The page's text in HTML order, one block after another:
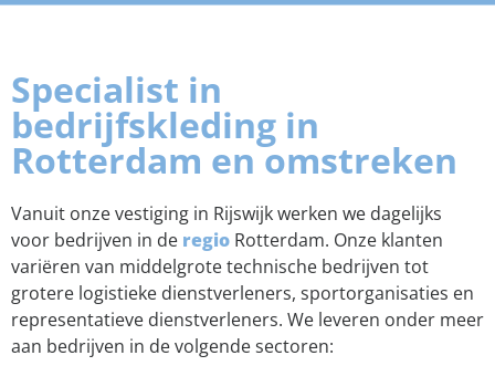
Specialist in
bedrijfskleding in
Rotterdam en omstreken
Vanuit onze vestiging in Rijswijk werken we dagelijks
voor bedrijven in de regio Rotterdam. Onze klanten
variëren van middelgrote technische bedrijven tot
grotere logistieke dienstverleners, sportorganisaties en
representatieve dienstverleners. We leveren onder meer
aan bedrijven in de volgende sectoren: